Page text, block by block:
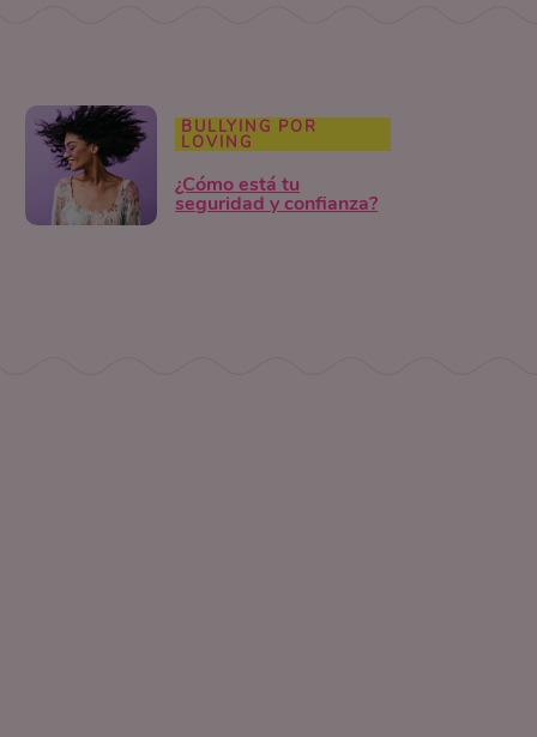
BULLYING POR
LOVING
¿Cómo está tu
seguridad y confianza?